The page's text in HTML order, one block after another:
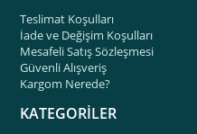
Teslimat Koşulları
İade ve Değişim Koşulları
Mesafeli Satış Sözleşmesi
Güvenli Alışveriş
Kargom Nerede?
KATEGORİLER